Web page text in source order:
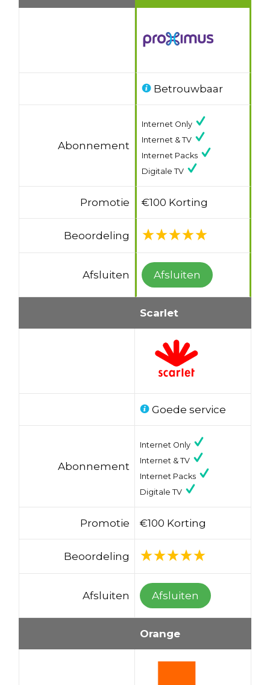
Betrouwbaar
Abonnement
Internet Only
Internet & TV
Internet Packs
Digitale TV
Promotie €100 Korting
Beoordeling
Afsluiten Afsluiten
Scarlet
Goede service
Abonnement
Internet Only
Internet & TV
Internet Packs
Digitale TV
Promotie €100 Korting
Beoordeling
Afsluiten Afsluiten
Orange